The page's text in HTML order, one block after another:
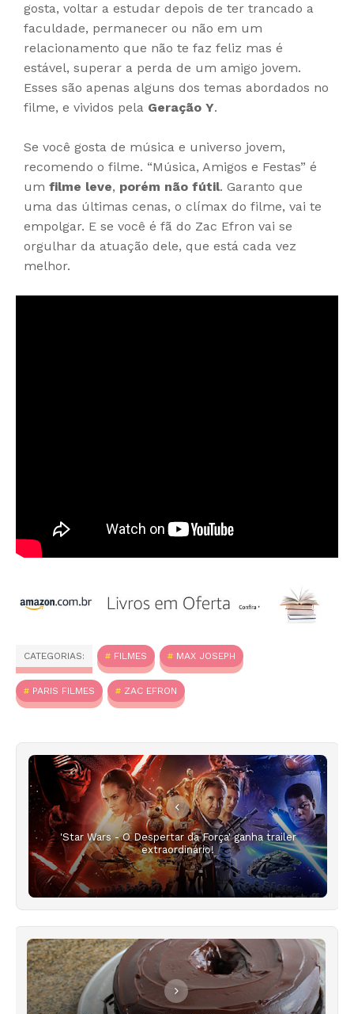
gosta, voltar a estudar depois de ter trancado a
faculdade, permanecer ou não em um
relacionamento que não te faz feliz mas é
estável, superar a perda de um amigo jovem.
Esses são apenas alguns dos temas abordados no
filme, e vividos pela Geração Y.
Se você gosta de música e universo jovem,
recomendo o filme. “Música, Amigos e Festas” é
um filme leve, porém não fútil. Garanto que
uma das últimas cenas, o clímax do filme, vai te
empolgar. E se você é fã do Zac Efron vai se
orgulhar da atuação dele, que está cada vez
melhor.
CATEGORIAS: FILMES MAX JOSEPH
PARIS FILMES ZAC EFRON
'Star Wars - O Despertar da Força' ganha trailer
extraordinário!